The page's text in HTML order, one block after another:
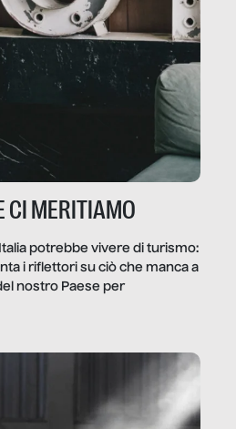
CI MERITIAMO
potrebbe vivere di turismo:
i riflettori su ciò che manca a
nostro Paese per